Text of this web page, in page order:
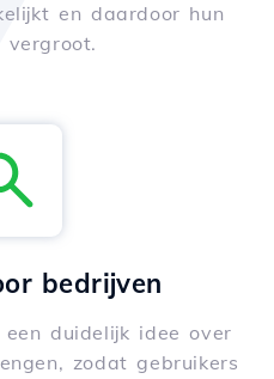
en daardoor hun
bedrijven
duidelijk idee over
zodat gebruikers